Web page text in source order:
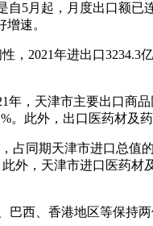
5月起，月度出口额已
速。
2021年进出口3234.3
，天津市主要出口商
。此外，出口医药材及药
占同期天津市进口总值
外，天津市进口医药材
西、香港地区等保持